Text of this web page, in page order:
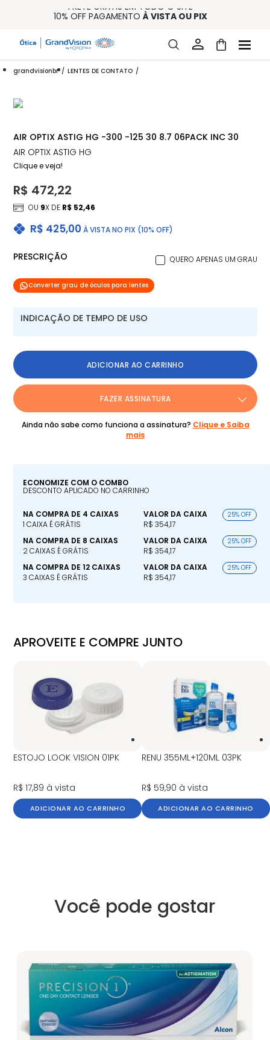
FRETE GRÁTIS EM TODO O SITE
10% OFF PAGAMENTO À VISTA OU PIX
15% OFF NA PRIMEIRA COMPRA (CONSULTE REGULAMENTO)
32% OFF NO COMBO - CONS. REG.
grandvisionbr LENTES DE CONTATO
AIR OPTIX ASTIG HG -300 -125 30 8.7 06PACK INC 30
AIR OPTIX ASTIG HG
Clique e veja!
R$ 425,00 À VISTA NO PIX (10% OFF)
R$ 472,22
OU 9X DE R$ 52,46
PRESCRIÇÃO QUERO APENAS UM GRAU
Converter grau de óculos para lentes
INDICAÇÃO DE TEMPO DE USO
ADICIONAR AO CARRINHO
FAZER ASSINATURA
Ainda não sabe como funciona a assinatura? Clique e Saiba
mais
ECONOMIZE COM O COMBO
DESCONTO APLICADO NO CARRINHO
NA COMPRA DE 4 CAIXAS
1 CAIXA É GRÁTIS
VALOR DA CAIXA
R$ 354,17
25% OFF
NA COMPRA DE 8 CAIXAS
2 CAIXAS É GRÁTIS
VALOR DA CAIXA
R$ 354,17
25% OFF
NA COMPRA DE 12 CAIXAS
3 CAIXAS É GRÁTIS
VALOR DA CAIXA
R$ 354,17
25% OFF
APROVEITE E COMPRE JUNTO
ESTOJO LOOK VISION 01PK
R$ 17,89 à vista
ADICIONAR AO CARRINHO
RENU 355ML+120ML 03PK
R$ 59,90 à vista
ADICIONAR AO CARRINHO
Você pode gostar